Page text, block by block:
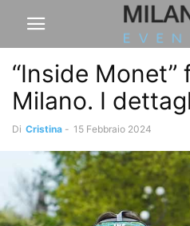
“Inside Monet”
Milano. I
Di Cristina - 15 Febbraio 2024